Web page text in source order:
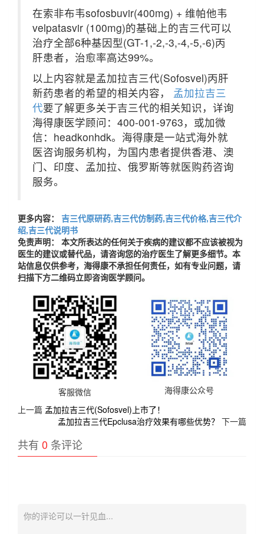
在索非布韦sofosbuvir(400mg) + 维帕他韦
velpatasvir (100mg)的基础上的吉三代可以
治疗全部6种基因型(GT-1,-2,-3,-4,-5,-6)丙
肝患者，治愈率高达99%。
以上内容就是孟加拉吉三代(Sofosvel)丙肝
新药患者的希望的相关内容， 孟加拉吉三
代要了解更多关于吉三代的相关知识，详询
海得康医学顾问：400-001-9763，或加微
信：headkonhdk。海得康是一站式海外就
医咨询服务机构，为国内患者提供香港、澳
门、印度、孟加拉、俄罗斯等就医购药咨询
服务。
更多内容：
吉三代原研药,吉三代仿制药,吉三代价格,吉三代介
绍,吉三代说明书
免责声明： 本文所表达的任何关于疾病的建议都不应该被视为
医生的建议或替代品，请咨询您的治疗医生了解更多细节。本
站信息仅供参考，海得康不承担任何责任，如有专业问题，请
扫描下方二维码立即咨询医学顾问。
客服微信
海得康公众号
上一篇 孟加拉吉三代(Sofosvel)上市了！
孟加拉吉三代Epclusa治疗效果有哪些优势？ 下一篇
共有 0 条评论